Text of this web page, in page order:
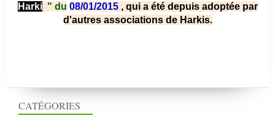
CATÉGORIES
Harki " du 08/01/2015 , qui a été depuis adoptée par
d'autres associations de Harkis.